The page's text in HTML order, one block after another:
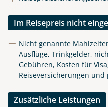
Im Reisepreis nicht
Nicht genannte
Ausflüge, Trinkgelder,
Gebühren, Kosten für
Reiseversicherungen
Zusätzliche Leistungen